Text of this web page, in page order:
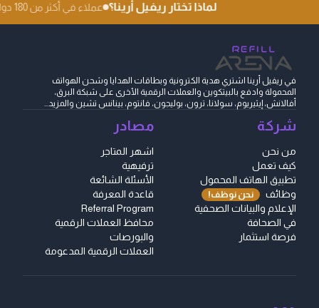
لماذا تختار ريفيل أرينا؟ عملاء في أكثر من 180 دولة
في ريفيل أرينا اشتري هدية الكترونية وبطاقات الهدايا وشحن الهواتف
المحمولة وادفع بالبيتكوين والعملات الرقمية الأخرى على شبكة البرق،
أفالانش، إيثيريوم، سولانا، ترون، بوليجون، فانتوم، بينانس تشين والمزيد...
شركة
من نحن
كيف تعمل
تطبيق الهاتف المحمول
وظائف
نحن نوظف!
الإعلام والبيانات الصحفية
في الصحافة
فرصة استثمار
مصادر
اشهر المتاجر
ترفيهية
الأسئلة الشائعة
قاعدة المعرفة
Referral Program
محافظ العملات الرقمية
والبورصات
العملات الرقمية المدعومة